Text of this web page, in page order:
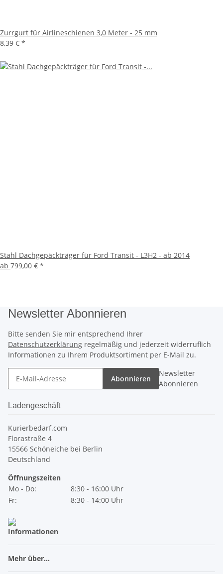
Zurrgurt für Airlineschienen 3,0 Meter - 25 mm
8,39 € *
Stahl Dachgepäckträger für Ford Transit - L3H2 - ab 2014
ab 799,00 € *
Newsletter Abonnieren
Bitte senden Sie mir entsprechend Ihrer
Datenschutzerklärung regelmäßig und jederzeit widerruflich
Informationen zu Ihrem Produktsortiment per E-Mail zu.
Abonnieren
Newsletter
Abonnieren
Ladengeschäft
Kurierbedarf.com
Florastraße 4
15566 Schöneiche bei Berlin
Deutschland
Öffnungszeiten
Mo - Do:
8:30 - 16:00 Uhr
Fr:
8:30 - 14:00 Uhr
Informationen
Mehr über...